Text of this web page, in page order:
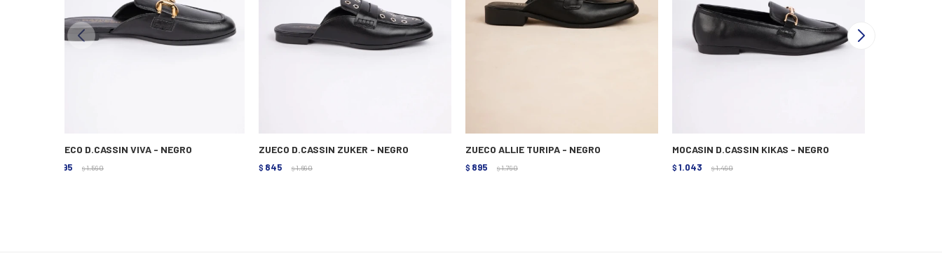
ZUECO D.CASSIN VIVA - NEGRO
795 $ 1.590
ZUECO D.CASSIN ZUKER - NEGRO
$ 845 $ 1.690
ZUECO ALLIE TURIPA - NEGRO
$ 895 $ 1.790
MOCASIN D.CASSIN KIKAS - NEGRO
$ 1.043 $ 1.490